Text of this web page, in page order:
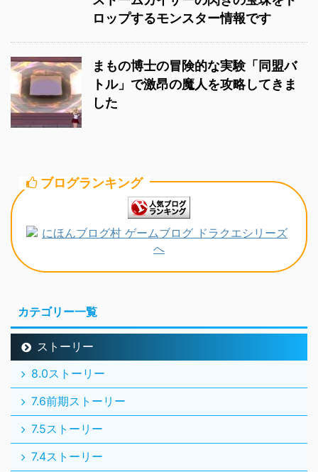
ロップするモンスター情報です
まもの博士の冒険的な実験「同盟バ
トル」で激昂の魔人を攻略してきま
した
ブログランキング
カテゴリー一覧
ストーリー
8.0ストーリー
7.6前期ストーリー
7.5ストーリー
7.4ストーリー